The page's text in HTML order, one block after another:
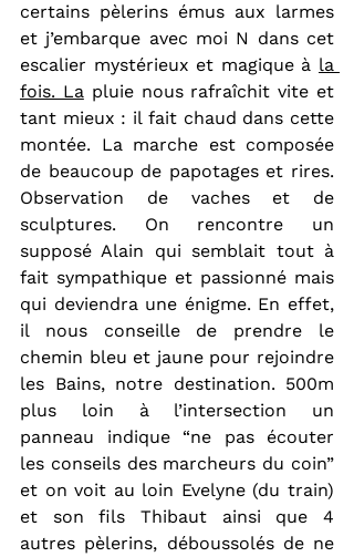
certains pèlerins émus aux larmes
et j’embarque avec moi N dans cet
escalier mystérieux et magique à la
fois. La pluie nous rafraîchit vite et
tant mieux : il fait chaud dans cette
montée. La marche est composée
de beaucoup de papotages et rires.
Observation de vaches et de
sculptures. On rencontre un
supposé Alain qui semblait tout à
fait sympathique et passionné mais
qui deviendra une énigme. En effet,
il nous conseille de prendre le
chemin bleu et jaune pour rejoindre
les Bains, notre destination. 500m
plus loin à l’intersection un
panneau indique “ne pas écouter
les conseils des marcheurs du coin”
et on voit au loin Evelyne (du train)
et son fils Thibaut ainsi que 4
autres pèlerins, déboussolés de ne